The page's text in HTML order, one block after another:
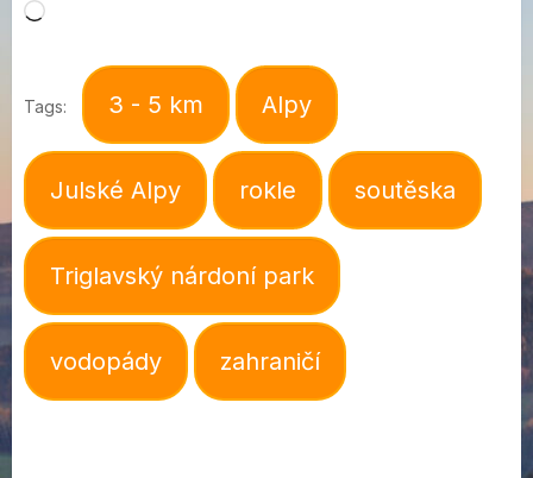
Loading…
Tags: 3 - 5 km Alpy
Julské Alpy rokle soutěska
Triglavský nárdoní park
vodopády zahraničí